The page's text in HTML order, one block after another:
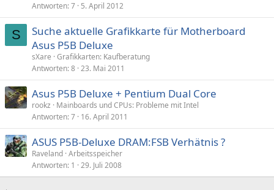
Antworten 7 5. April 2012
S
Suche aktuelle Grafikkarte für Motherboard
Asus P5B Deluxe
sXare Grafikkarten: Kaufberatung
Antworten 8 23. Mai 2011
Asus P5B Deluxe + Pentium Dual Core
rookz
Mainboards und CPUs: Probleme mit Intel
Antworten 7 16. April 2011
ASUS P5B-Deluxe DRAM:FSB Verhätnis ?
Raveland Arbeitsspeicher
Antworten 1 29. Juli 2008